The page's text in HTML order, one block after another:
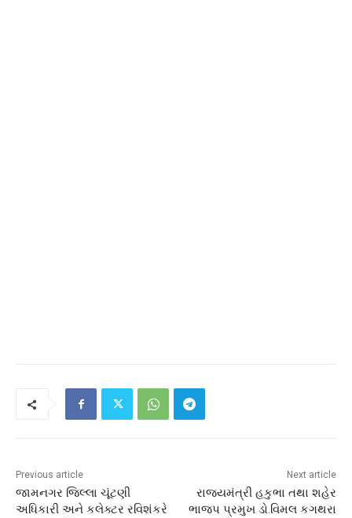
Previous article
જામનગર જિલ્લા ચૂંટણી
અધિકારી અને કલેક્ટર રવિશંકરે
Next article
રાજ્યમંત્રી હકુભા તથા શહેર
ભાજપ પ્રમુખ ડો.વિમલ કગથરા